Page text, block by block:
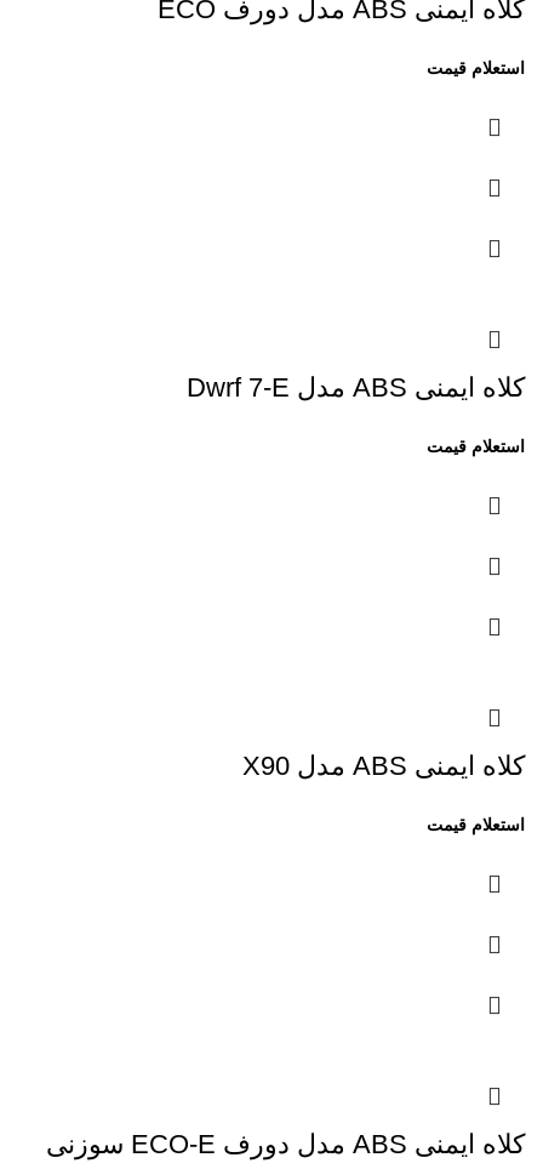
کلاه ایمنی ABS مدل دورف ECO
کلاه ایمنی ABS مدل Dwrf 7-E
کلاه ایمنی ABS مدل X90
کلاه ایمنی ABS مدل دورف ECO-E سوزنی